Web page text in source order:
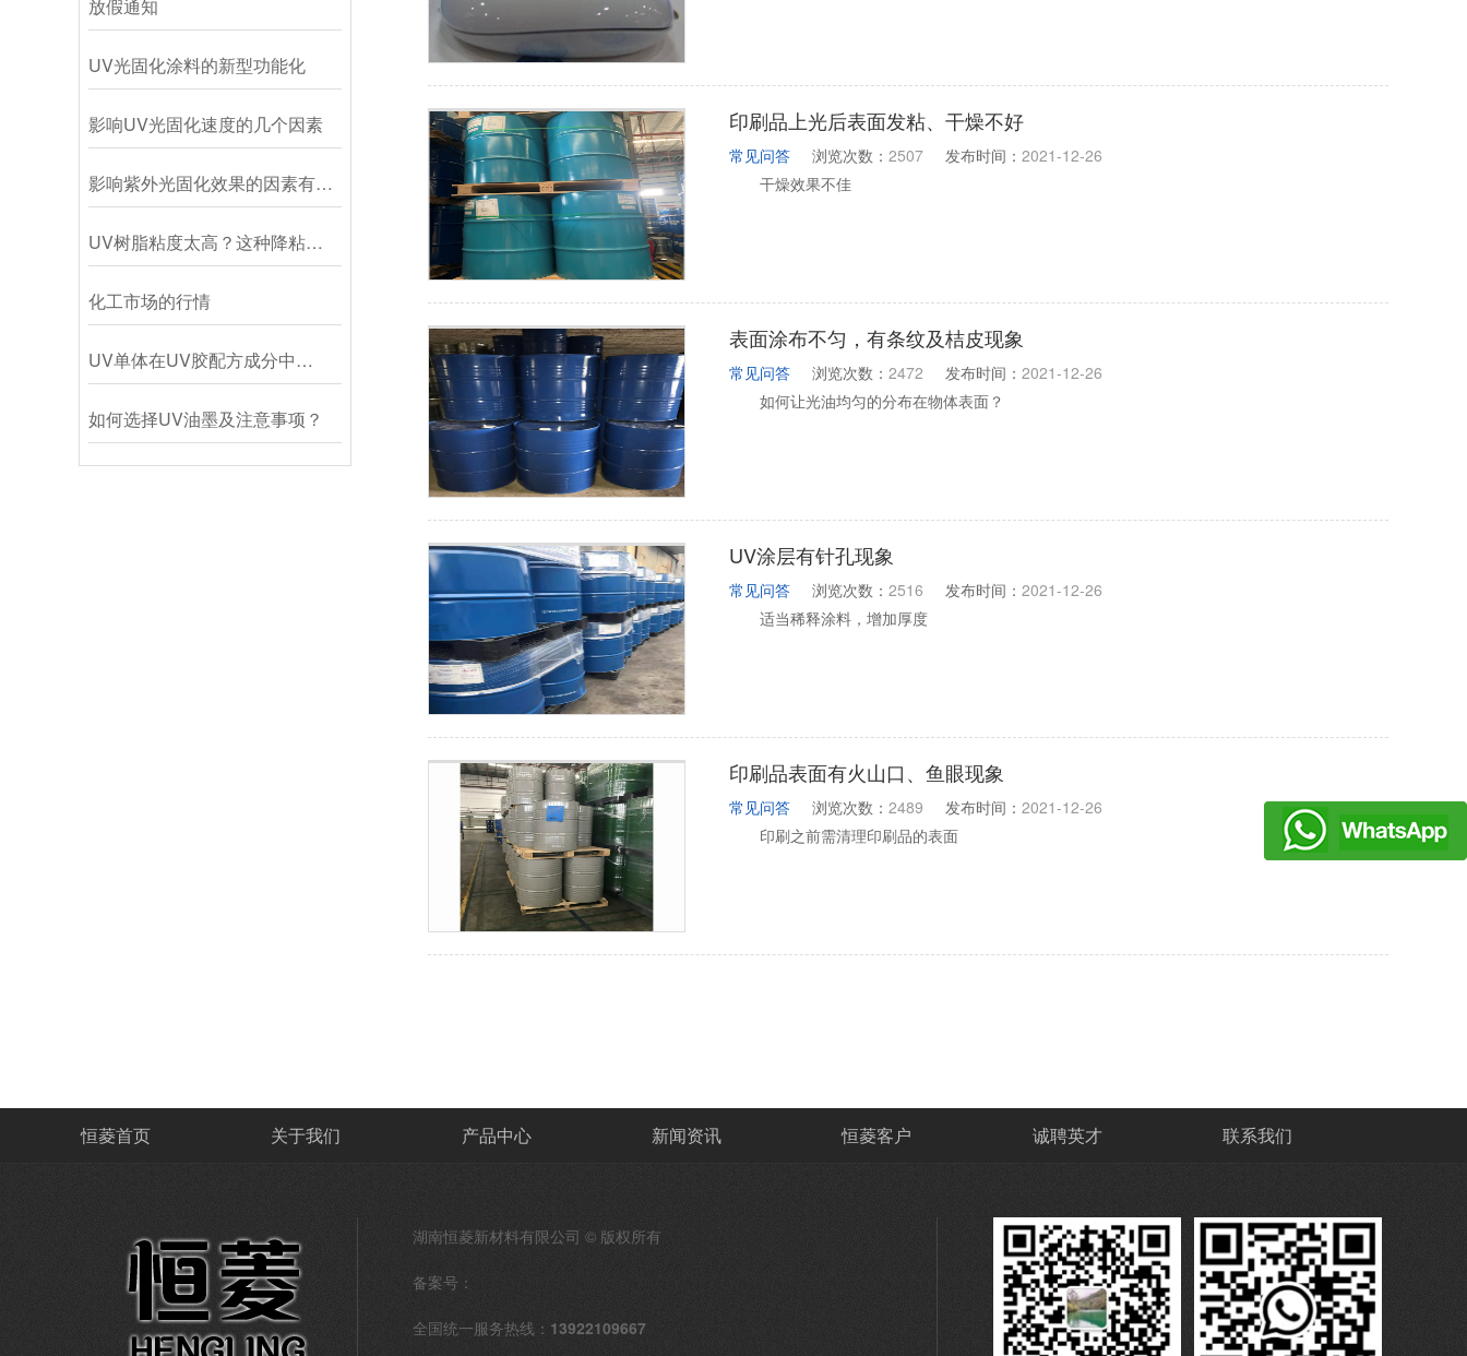
放假通知
UV光固化涂料的新型功能化
影响UV光固化速度的几个因素
影响紫外光固化效果的因素有…
UV树脂粘度太高？这种降粘…
化工市场的行情
UV单体在UV胶配方成分中…
如何选择UV油墨及注意事项？
印刷品上光后表面发粘、干燥不好
常见问答 浏览次数： 2507 发布时间： 2021-12-26
干燥效果不佳
表面涂布不匀，有条纹及桔皮现象
常见问答 浏览次数： 2472 发布时间： 2021-12-26
如何让光油均匀的分布在物体表面？
UV涂层有针孔现象
常见问答 浏览次数： 2516 发布时间： 2021-12-26
适当稀释涂料，增加厚度
印刷品表面有火山口、鱼眼现象
常见问答 浏览次数： 2489 发布时间： 2021-12-26
印刷之前需清理印刷品的表面
恒菱首页 关于我们 产品中心 新闻资讯 恒菱客户 诚聘英才 联系我们
湖南恒菱新材料有限公司 © 版权所有
备案号：
全国统一服务热线： 13922109667